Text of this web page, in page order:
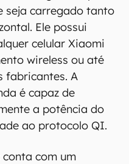
seja carregado tanto
Ele possui
celular Xiaomi
wireless ou até
fabricantes. A
é capaz de
a potência do
ao protocolo QI.
com um